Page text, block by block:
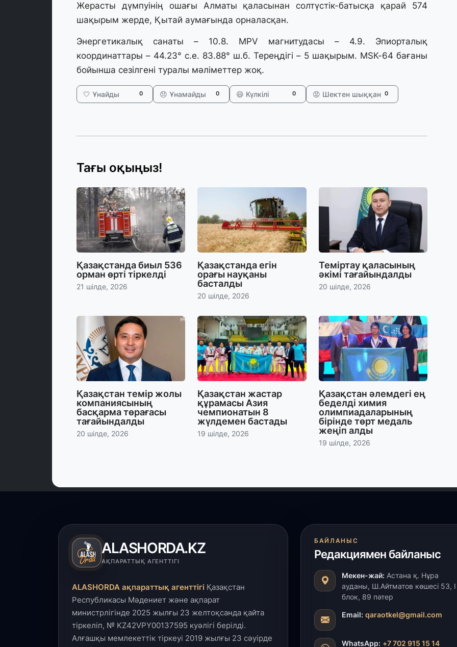
Жерасты дүмпуінің ошағы Алматы қаласынан солтүстік-батысқа қарай 574
шақырым жерде, Қытай аумағында орналасқан.
Энергетикалық санаты – 10.8. MPV магнитудасы – 4.9. Эпиорталық
координаттары – 44.23° с.е. 83.88° ш.б. Тереңдігі – 5 шақырым. МSК-64 бағаны
бойынша сезілгені туралы мәліметтер жоқ.
🤍 Ұнайды 0 😞 Ұнамайды 0 😄 Күлкілі 0 😡 Шектен шыққан 0
Тағы оқыңыз!
Қазақстанда биыл 536
орман өрті тіркелді
21 шілде, 2026
Қазақстанда егін
орағы науқаны
басталды
20 шілде, 2026
Теміртау қаласының
әкімі тағайындалды
20 шілде, 2026
Қазақстан темір жолы
компаниясының
басқарма төрағасы
тағайындалды
20 шілде, 2026
Қазақстан жастар
құрамасы Азия
чемпионатын 8
жүлдемен бастады
19 шілде, 2026
Қазақстан әлемдегі ең
беделді химия
олимпиадаларының
бірінде төрт медаль
жеңіп алды
19 шілде, 2026
ALASHORDA.KZ
АҚПАРАТТЫҚ АГЕНТТІГІ
ALASHORDA ақпараттық агенттігі Қазақстан
Республикасы Мәдениет және ақпарат
министрлігінде 2025 жылғы 23 желтоқсанда қайта
тіркеліп, № KZ42VPY00137595 куәлігі берілді.
Алғашқы мемлекеттік тіркеуі 2019 жылғы 23 сәуірде
БАЙЛАНЫС
Редакциямен байланыс
Мекен-жай: Астана қ. Нұра
ауданы, Ш.Айтматов көшесі 53, І
блок, 89 пәтер
Email: qaraotkel@gmail.com
WhatsApp: +7 702 915 15 14